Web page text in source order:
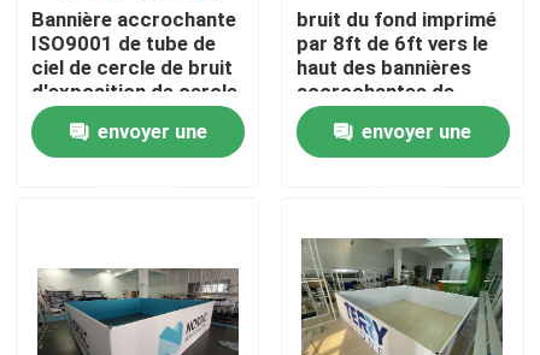
Contrôle de la qualité
Contact
Affichage d'exposition de salon commercial
Bannière accrochante
ISO9001 de tube de
ciel de cercle de bruit
d'exposition de cercle
en aluminium
d'affichageenvoyer une
bruit du fond imprimé
par 8ft de 6ft vers le
haut des bannières
accrochantes de
conception de
support d'exposition
pour des expositions
envoyer une